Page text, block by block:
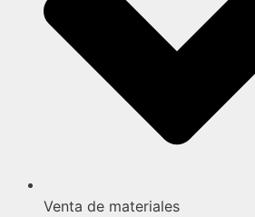
Venta de materiales